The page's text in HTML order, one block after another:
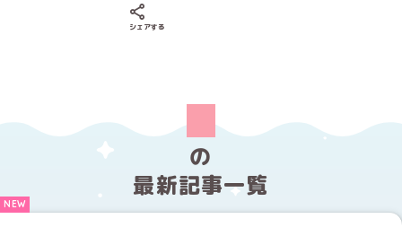
シェアする
の
最新記事一覧